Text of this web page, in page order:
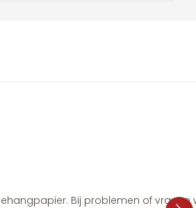
Bij problemen of